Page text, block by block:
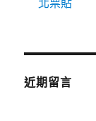
北票貼
近期留言